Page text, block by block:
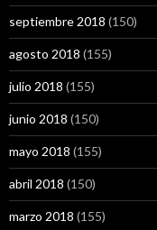
septiembre 2018 (150)
agosto 2018 (155)
julio 2018 (155)
junio 2018 (150)
mayo 2018 (155)
abril 2018 (150)
marzo 2018 (155)